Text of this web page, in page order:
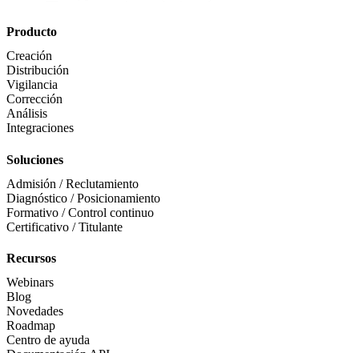
Producto
Creación
Distribución
Vigilancia
Corrección
Análisis
Integraciones
Soluciones
Admisión / Reclutamiento
Diagnóstico / Posicionamiento
Formativo / Control continuo
Certificativo / Titulante
Recursos
Webinars
Blog
Novedades
Roadmap
Centro de ayuda